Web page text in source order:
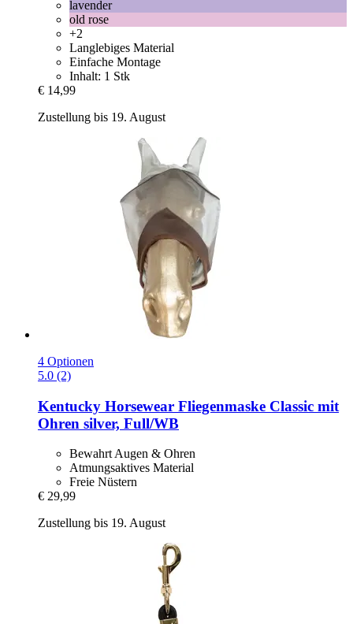
lavender
old rose
+2
Langlebiges Material
Einfache Montage
Inhalt: 1 Stk
€ 14,99
Zustellung bis 19. August
4 Optionen
5.0 (2)
Kentucky Horsewear Fliegenmaske Classic mit
Ohren silver, Full/WB
Bewahrt Augen & Ohren
Atmungsaktives Material
Freie Nüstern
€ 29,99
Zustellung bis 19. August